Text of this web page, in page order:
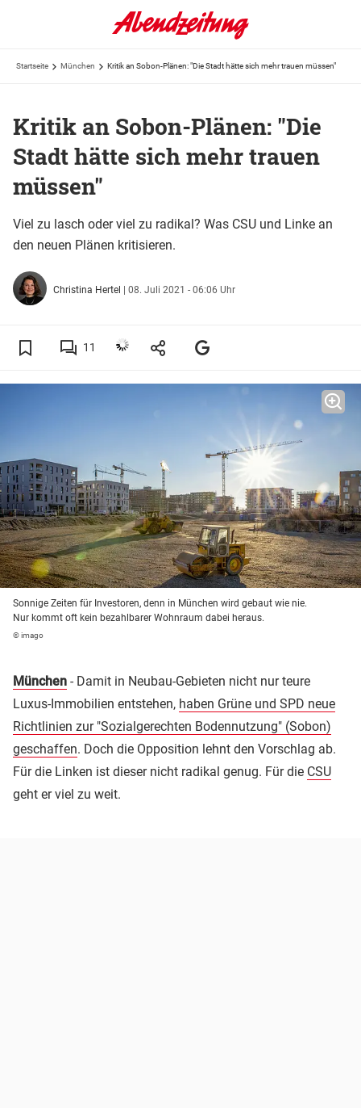
Startseite München Kritik an Sobon-Plänen: "Die Stadt hätte sich mehr trauen müssen"
Kritik an Sobon-Plänen: "Die
Stadt hätte sich mehr trauen
müssen"
Viel zu lasch oder viel zu radikal? Was CSU und Linke an
den neuen Plänen kritisieren.
Christina Hertel | 08. Juli 2021 - 06:06 Uhr
11
Sonnige Zeiten für Investoren, denn in München wird gebaut wie nie.
Nur kommt oft kein bezahlbarer Wohnraum dabei heraus.
© imago
München - Damit in Neubau-Gebieten nicht nur teure
Luxus-Immobilien entstehen, haben Grüne und SPD neue
Richtlinien zur "Sozialgerechten Bodennutzung" (Sobon)
geschaffen. Doch die Opposition lehnt den Vorschlag ab.
Für die Linken ist dieser nicht radikal genug. Für die CSU
geht er viel zu weit.